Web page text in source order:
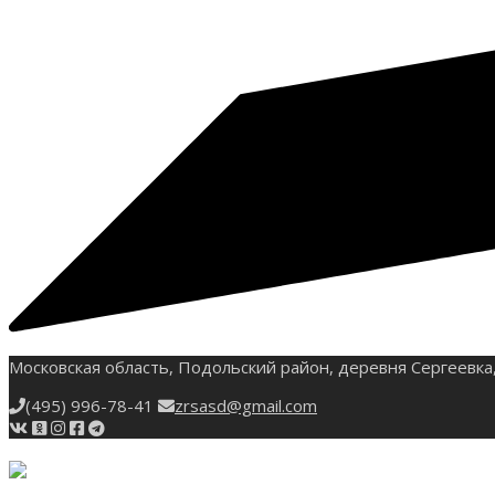
Московская область, Подольский район, деревня
(495) 996-78-41
zrsasd@gmail.com